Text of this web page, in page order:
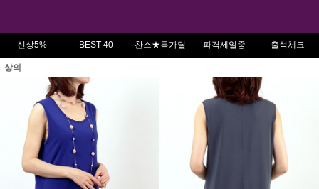
신상5% BEST 40 찬스★특가딜 파격세일중 출석체크
상의